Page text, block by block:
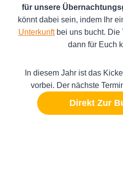
für unsere
könnt dabei sein, indem Ihr
Unterkunftbei uns bucht. Die
dann für Euch
In diesem Jahr ist das
vorbei. Der nächste
Direkt Zur